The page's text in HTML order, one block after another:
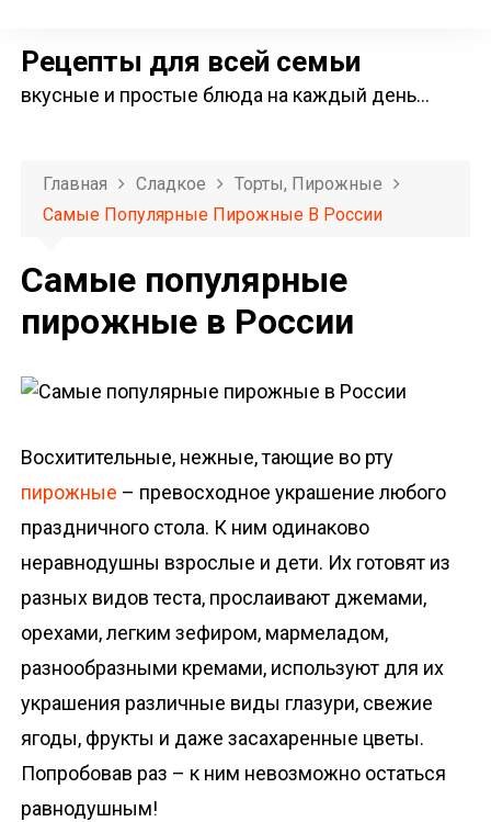
Рецепты для всей семьи
вкусные и простые блюда на каждый день…
Главная Сладкое
Торты, Пирожные
Самые Популярные Пирожные В России
Самые популярные
пирожные в России
Восхитительные, нежные, тающие во рту
пирожные – превосходное украшение любого
праздничного стола. К ним одинаково
неравнодушны взрослые и дети. Их готовят из
разных видов теста, прослаивают джемами,
орехами, легким зефиром, мармеладом,
разнообразными кремами, используют для их
украшения различные виды глазури, свежие
ягоды, фрукты и даже засахаренные цветы.
Попробовав раз – к ним невозможно остаться
равнодушным!